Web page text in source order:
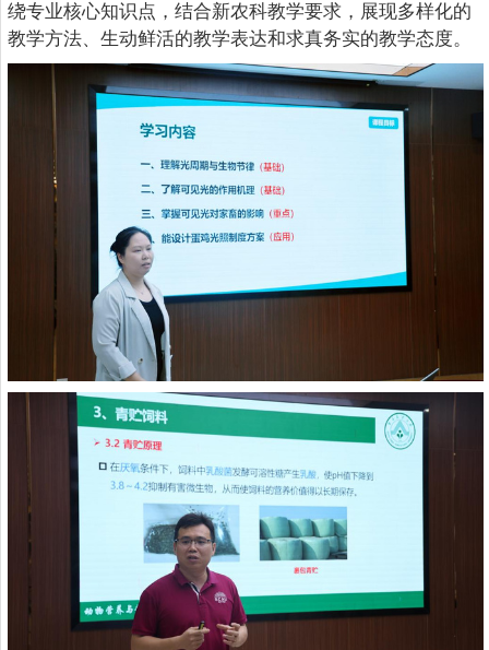
绕专业核心知识点，结合新农科教学要求，展现多样化的
教学方法、生动鲜活的教学表达和求真务实的教学态度。